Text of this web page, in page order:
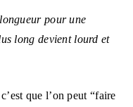
pour une
long devient lourd et
que l’on peut “faire